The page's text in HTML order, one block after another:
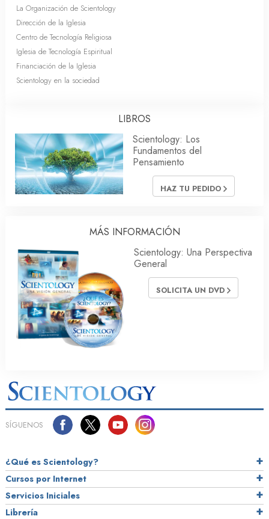
La Organización de Scientology
Dirección de la Iglesia
Centro de Tecnología Religiosa
Iglesia de Tecnología Espiritual
Financiación de la Iglesia
Scientology en la sociedad
LIBROS
Scientology: Los
Fundamentos del
Pensamiento
HAZ TU PEDIDO
MÁS INFORMACIÓN
Scientology: Una Perspectiva
General
SOLICITA UN DVD
SÍGUENOS
¿Qué es Scientology?
Cursos por Internet
Servicios Iniciales
Librería